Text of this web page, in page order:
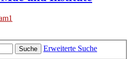
Suche
Erweiterte Suche